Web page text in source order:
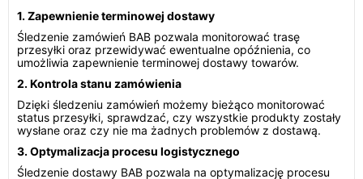
1. Zapewnienie terminowej dostawy
Śledzenie zamówień BAB pozwala monitorować trasę
przesyłki oraz przewidywać ewentualne opóźnienia, co
umożliwia zapewnienie terminowej dostawy towarów.
2. Kontrola stanu zamówienia
Dzięki śledzeniu zamówień możemy bieżąco monitorować
status przesyłki, sprawdzać, czy wszystkie produkty zostały
wysłane oraz czy nie ma żadnych problemów z dostawą.
3. Optymalizacja procesu logistycznego
Śledzenie dostawy BAB pozwala na optymalizację procesu